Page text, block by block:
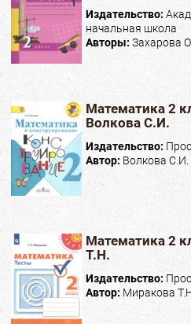
Издательство:
начальная школа
Авторы: Захарова
Математика 2
Волкова С.И.
Издательство:
Автор: Волкова С.И.
Математика 2
Т.Н.
Издательство:
Автор: Миракова